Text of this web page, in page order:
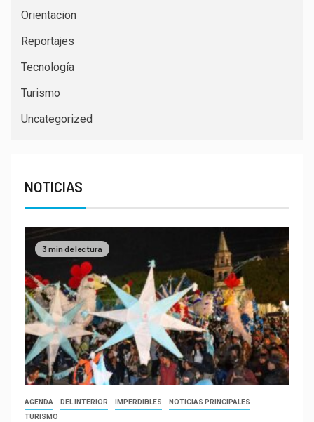
Orientacion
Reportajes
Tecnología
Turismo
Uncategorized
NOTICIAS
3 min de lectura
AGENDA DEL INTERIOR IMPERDIBLES
NOTICIAS PRINCIPALES
TURISMO